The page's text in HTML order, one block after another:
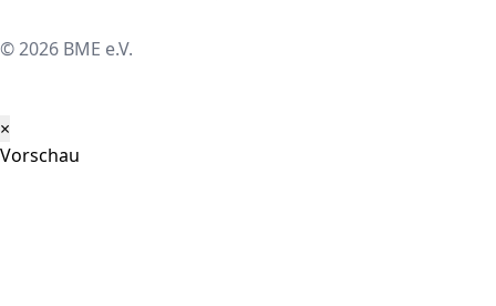
© 2026 BME e.V.
×
Vorschau